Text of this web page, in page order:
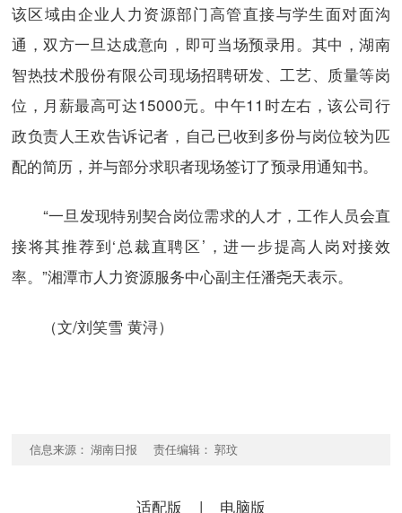
该区域由企业人力资源部门高管直接与学生面对面沟
通，双方一旦达成意向，即可当场预录用。其中，湖南
智热技术股份有限公司现场招聘研发、工艺、质量等岗
位，月薪最高可达15000元。中午11时左右，该公司行
政负责人王欢告诉记者，自己已收到多份与岗位较为匹
配的简历，并与部分求职者现场签订了预录用通知书。
“一旦发现特别契合岗位需求的人才，工作人员会直
接将其推荐到‘总裁直聘区’，进一步提高人岗对接效
率。”湘潭市人力资源服务中心副主任潘尧天表示。
（文/刘笑雪 黄浔）
信息来源： 湖南日报 责任编辑： 郭玟
适配版 | 电脑版